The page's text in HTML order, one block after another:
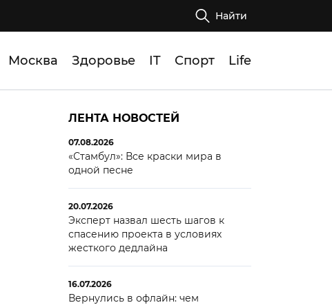
Найти
Москва Здоровье IT Спорт Life
ЛЕНТА НОВОСТЕЙ
07.08.2026
«Стамбул»: Все краски мира в
одной песне
20.07.2026
Эксперт назвал шесть шагов к
спасению проекта в условиях
жесткого дедлайна
16.07.2026
Вернулись в офлайн: чем